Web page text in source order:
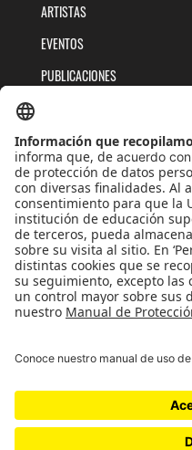
ARTISTAS
EVENTOS
PUBLICACIONES
POLÍTICAS DE TRATAMIENTOS
TÉRMINOS Y CONDICIONES
Reconocimiento personería jurídica: Resolución